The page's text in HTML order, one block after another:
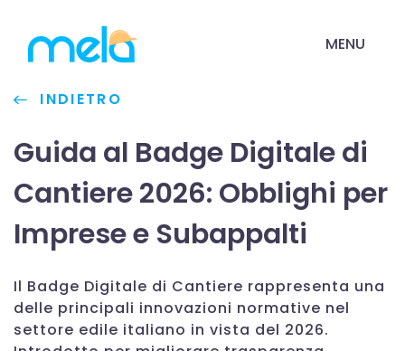
MENU
INDIETRO
Guida al Badge Digitale di
Cantiere 2026: Obblighi per
Imprese e Subappalti
Il Badge Digitale di Cantiere rappresenta una
delle principali innovazioni normative nel
settore edile italiano in vista del 2026.